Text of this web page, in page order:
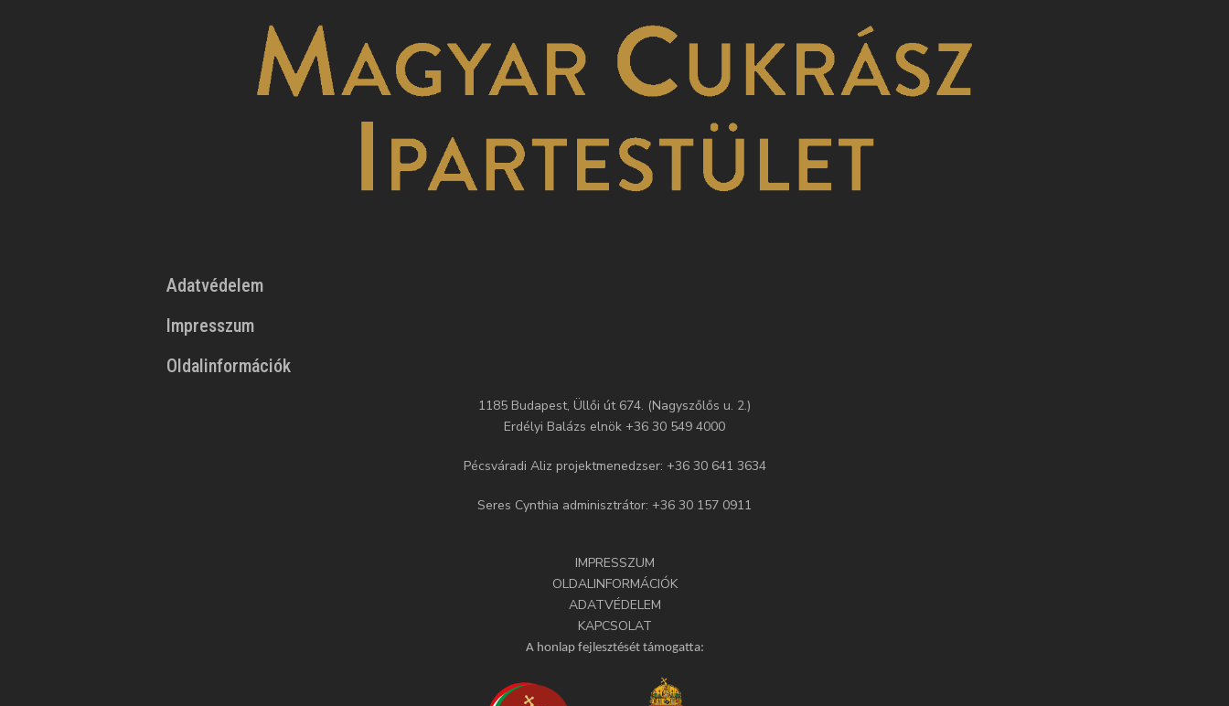
Adatvédelem
Impresszum
Oldalinformációk
1185 Budapest, Üllői út 674. (Nagyszőlős u. 2.)
Erdélyi Balázs elnök +36 30 549 4000
Pécsváradi Aliz projektmenedzser: +36 30 641 3634
Seres Cynthia adminisztrátor: +36 30 157 0911
IMPRESSZUM
OLDALINFORMÁCIÓK
ADATVÉDELEM
KAPCSOLAT
A honlap fejlesztését támogatta: